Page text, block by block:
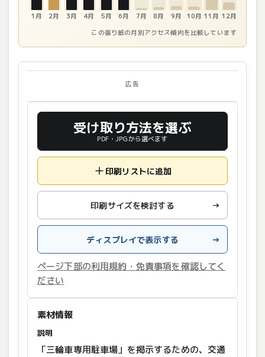
1月 2月 3月 4月 5月 6月 7月 8月 9月 10月 11月 12月
この張り紙の月別アクセス傾向を比較しています
広告
受け取り方法を選ぶ
PDF・JPGから選べます
印刷リストに追加
印刷サイズを検討する →
ディスプレイで表示する →
ページ下部の利用規約・免責事項を確認してく
ださい
素材情報
説明
「三輪車専用駐車場」を掲示するための、交通